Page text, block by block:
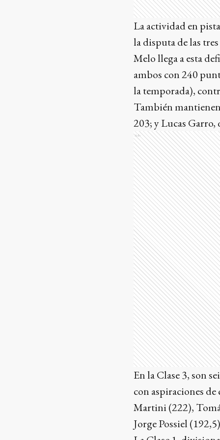
La actividad en
la disputa de las
Melo llega a esta
ambos con 240
la temporada),
También
203; y Lucas
Ads
En la Clase 3, son
con aspiraciones
Martini (222),
Jorge Possiel